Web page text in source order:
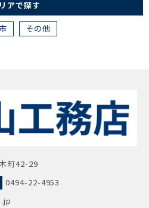
アで探す
その他
町42-29
0494-22-4953